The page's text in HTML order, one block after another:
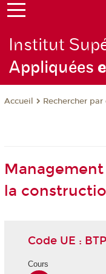
Institut
Appliquées
Accueil Rechercher
la
Code UE :
Cours